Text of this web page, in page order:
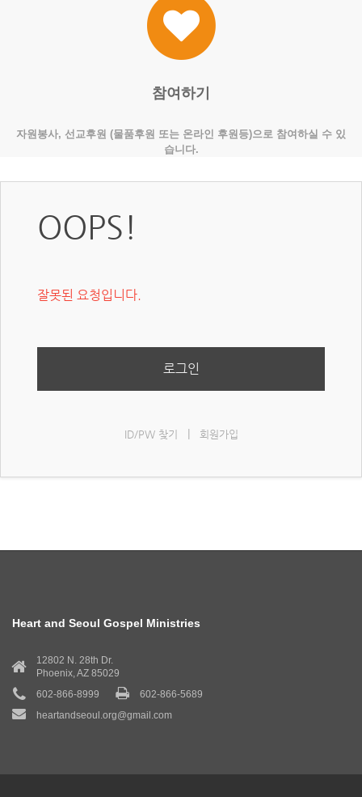
참여하기
자원봉사, 선교후원 (물품후원 또는 온라인 후원등)으로 참여하실 수 있
습니다.
OOPS!
잘못된 요청입니다.
로그인
ID/PW 찾기 회원가입
Heart and Seoul Gospel Ministries
12802 N. 28th Dr.
Phoenix, AZ 85029
602-866-8999
602-866-5689
heartandseoul.org@gmail.com